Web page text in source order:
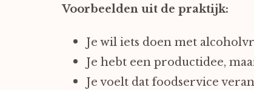
Voorbeelden uit de praktijk:
Je wil iets doen met
Je hebt een productidee,
Je voelt dat foodservice